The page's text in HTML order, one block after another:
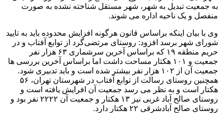
به جمعیت تبدیل به شهر، شهر مستقل شناخته نشده به صورت
منفصل و یک ناحیه اداره می شوند.
وی با بیان اینکه براساس قانون هرگونه افزایش محدوده باید به تایید
شورای شهر برسد افزود: روستای مرتضی‌گرد از توابع آفتاب و در
حریم منطقه ۱۹ که براساس آخرین سرشماری ۶۳ هزار نفر
جمعیت و ۱۰۱ هکتار مساحت داشت اما براساس آخرین بررسی ها
جمعیت آن از ۱۰۲ هزار نفر بیشتر شده است و باید تدبیری شود.
همچنین روستای رسالت از توابع آفتاب در شهرستان تهران، ۵۶
هکتار است و به نظر می رسد جمعیت آن افرایش یافته است و
روستای صالح آباد غربی نیز ۱۳ هکتار و جمعیت آن ۲۲۲۲ نفر بود و
روستای صالح آبادشرقی ۲۲ هکتار دارد.